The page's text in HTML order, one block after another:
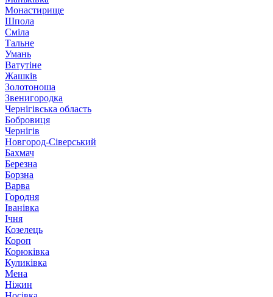
Монастирище
Шпола
Сміла
Тальне
Умань
Ватутіне
Жашків
Золотоноша
Звенигородка
Чернігівська область
Бобровиця
Чернігів
Новгород-Сіверський
Бахмач
Березна
Борзна
Варва
Городня
Іванівка
Ічня
Козелець
Короп
Корюківка
Куликівка
Мена
Ніжин